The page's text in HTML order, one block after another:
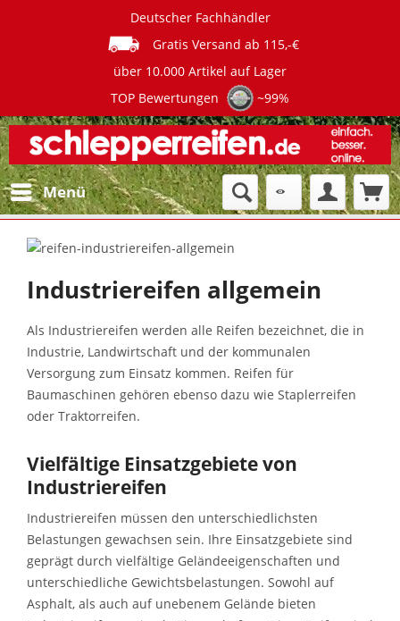
Deutscher Fachhändler
Gratis Versand ab 115,-€
über 10.000 Artikel auf Lager
TOP Bewertungen
~99%
Menü
Industriereifen allgemein
Als Industriereifen werden alle Reifen bezeichnet, die in
Industrie, Landwirtschaft und der kommunalen
Versorgung zum Einsatz kommen. Reifen für
Baumaschinen gehören ebenso dazu wie Staplerreifen
oder Traktorreifen.
Vielfältige Einsatzgebiete von
Industriereifen
Industriereifen müssen den unterschiedlichsten
Belastungen gewachsen sein. Ihre Einsatzgebiete sind
geprägt durch vielfältige Geländeeigenschaften und
unterschiedliche Gewichtsbelastungen. Sowohl auf
Asphalt, als auch auf unebenem Gelände bieten